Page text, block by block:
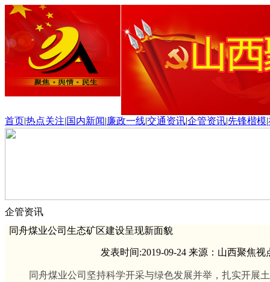
首页|热点关注|国内新闻|廉政一线|交通资讯|企管资讯|先锋楷模|
企管资讯
同舟煤业公司生态矿区建设呈现新面貌
发表时间:2019-09-24 来源：山西聚焦
同舟煤业公司坚持科学开采与绿色发展并举，扎实开展土